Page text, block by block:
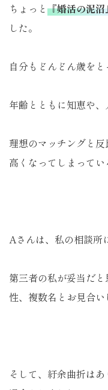
ちょっと 『婚活の泥沼
した。
自分もどんどん歳をと
年齢とともに知恵や、
理想のマッチングと
高くなってしまってい
Aさんは、私の相談所
第三者の私が妥当だ
性、複数名とお見合い
そして、紆余曲折は